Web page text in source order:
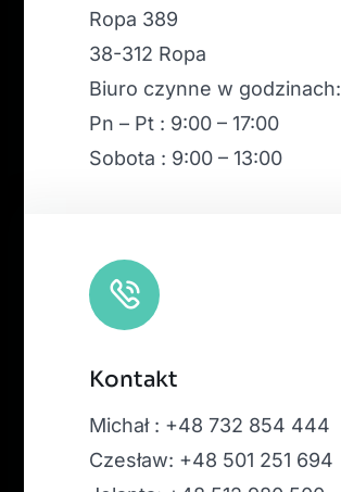
Ropa 389
38-312 Ropa
Biuro czynne w godzinach:
Pn – Pt : 9:00 – 17:00
Sobota : 9:00 – 13:00
Kontakt
Michał : +48 732 854 444
Czesław: +48 501 251 694